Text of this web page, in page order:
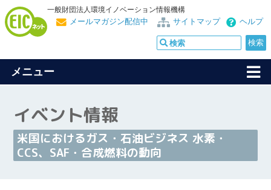
一般財団法人環境イノベーション情報機構
ヘルプ
サイトマップ
メールマガジン配信中
メニュー
イベント情報
米国におけるガス・石油ビジネス 水素・
CCS、SAF・合成燃料の動向